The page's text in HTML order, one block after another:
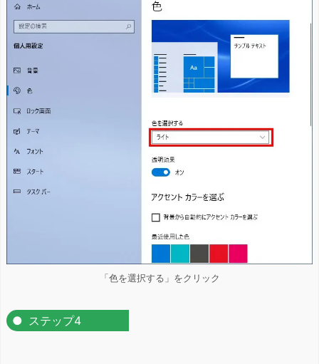
「色を選択する」をクリック
ステップ4